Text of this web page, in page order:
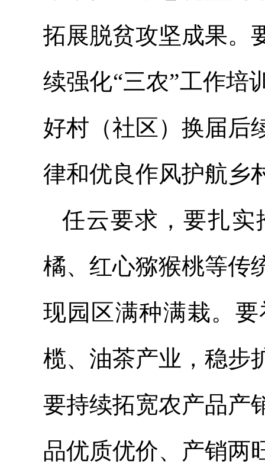
拓展脱贫攻坚成果。
续强化“三农”工作培
好村（社区）换届后
律和优良作风护航乡
任云要求，要扎实
橘、红心猕猴桃等传
现园区满种满栽。
榄、油茶产业，稳步
要持续拓宽农产品产
品优质优价、产销两